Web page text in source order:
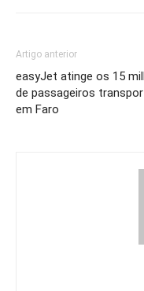
Artigo anterior
easyJet atinge os 15
de passageiros
em Faro